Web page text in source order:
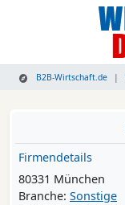
B2B-Wirtschaft.de
Firmendetails
80331 München
Branche: Sonstige